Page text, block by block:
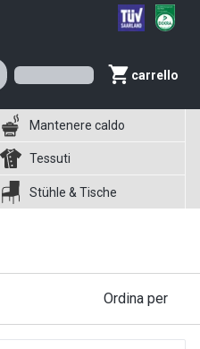
carrello
Mantenere caldo
Tessuti
Stühle & Tische
Ordina per